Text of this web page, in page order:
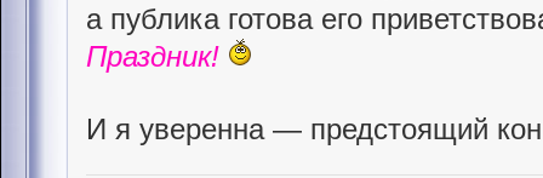
а публика готова его
Праздник!
И я уверенна — предстоящий